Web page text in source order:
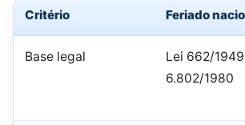
Critério Feriado
Base legal
Lei 662/
6.802/1980